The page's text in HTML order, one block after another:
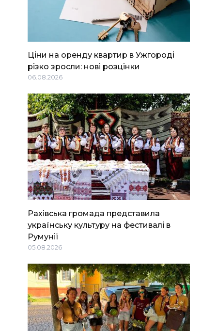
Ціни на оренду квартир в Ужгороді
різко зросли: нові розцінки
06.08.2026
Рахівська громада представила
українську культуру на фестивалі в
Румунії
05.08.2026